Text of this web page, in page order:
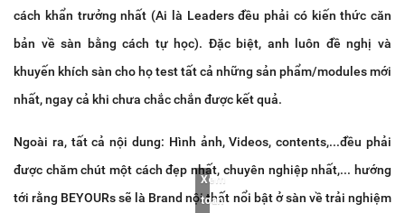
cách khẩn trưởng nhất (Ai là Leaders đều phải có kiến thức căn
bản về sàn bằng cách tự học). Đặc biệt, anh luôn đề nghị và
khuyến khích sàn cho họ test tất cả những sản phẩm/modules mới
nhất, ngay cả khi chưa chắc chắn được kết quả.
Ngoài ra, tất cả nội dung: Hình ảnh, Videos, contents,...đều phải
được chăm chút một cách đẹp nhất, chuyên nghiệp nhất,... hướng
tới rằng BEYOURs sẽ là Brand nội thất nổi bật ở sàn về trải nghiệm
Xem
toàn